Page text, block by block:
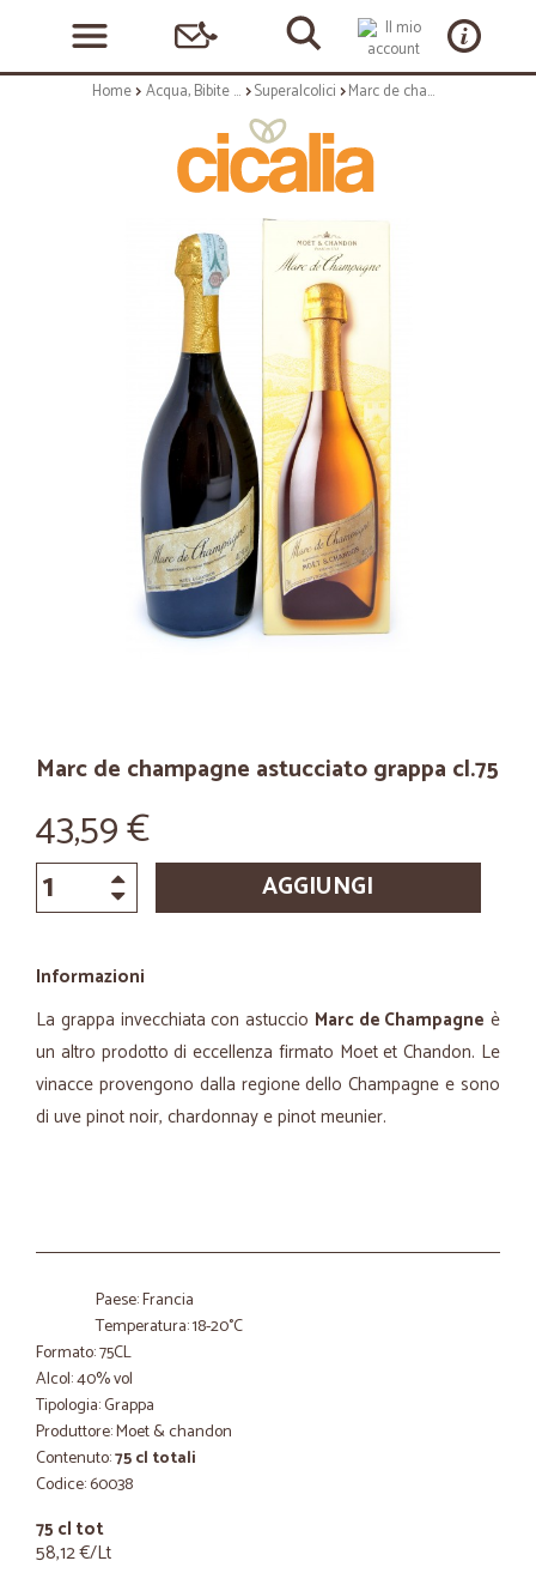
Home Acqua, Bibite e Alcolici Superalcolici Marc de champagne astucciato grappa cl.75
Marc de champagne astucciato grappa cl.75
43,59 €
AGGIUNGI
Informazioni
La grappa invecchiata con astuccio Marc de Champagne è
un altro prodotto di eccellenza firmato Moet et Chandon. Le
vinacce provengono dalla regione dello Champagne e sono
di uve pinot noir, chardonnay e pinot meunier.
Paese: Francia
Temperatura: 18-20°C
Formato: 75CL
Alcol: 40% vol
Tipologia: Grappa
Produttore: Moet & chandon
Contenuto:75 cl totali
Codice: 60038
75 cl tot
58,12 €/Lt